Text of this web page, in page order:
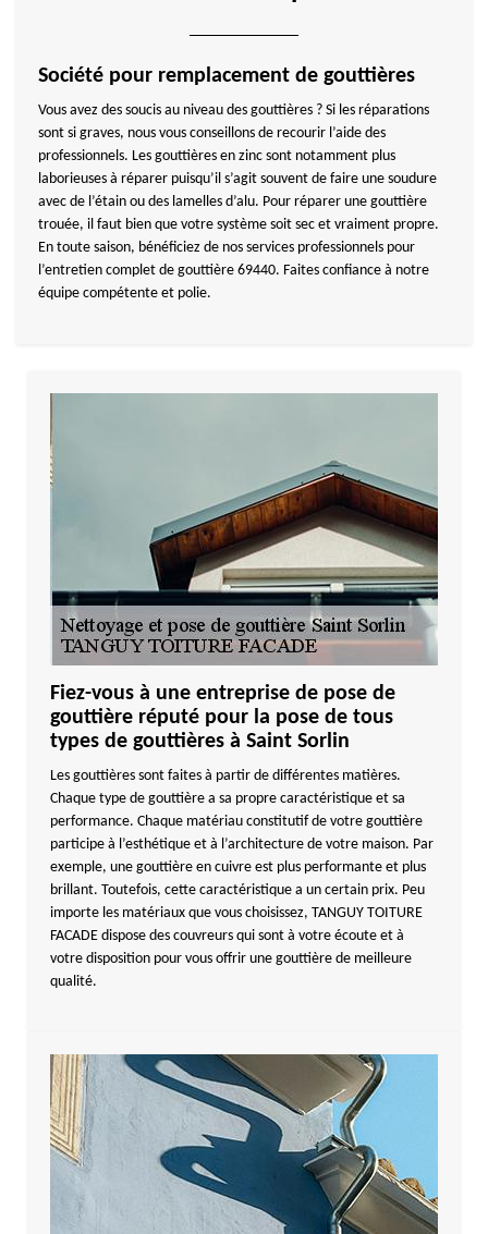
Société pour remplacement de gouttières
Vous avez des soucis au niveau des gouttières ? Si les réparations
sont si graves, nous vous conseillons de recourir l’aide des
professionnels. Les gouttières en zinc sont notamment plus
laborieuses à réparer puisqu’il s’agit souvent de faire une soudure
avec de l’étain ou des lamelles d’alu. Pour réparer une gouttière
trouée, il faut bien que votre système soit sec et vraiment propre.
En toute saison, bénéficiez de nos services professionnels pour
l’entretien complet de gouttière 69440. Faites confiance à notre
équipe compétente et polie.
Fiez-vous à une entreprise de pose de
gouttière réputé pour la pose de tous
types de gouttières à Saint Sorlin
Les gouttières sont faites à partir de différentes matières.
Chaque type de gouttière a sa propre caractéristique et sa
performance. Chaque matériau constitutif de votre gouttière
participe à l’esthétique et à l’architecture de votre maison. Par
exemple, une gouttière en cuivre est plus performante et plus
brillant. Toutefois, cette caractéristique a un certain prix. Peu
importe les matériaux que vous choisissez, TANGUY TOITURE
FACADE dispose des couvreurs qui sont à votre écoute et à
votre disposition pour vous offrir une gouttière de meilleure
qualité.